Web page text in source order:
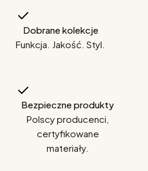
Dobrane kolekcje
Funkcja. Jakość. Styl.
Bezpieczne produkty
Polscy producenci,
certyfikowane
materiały.